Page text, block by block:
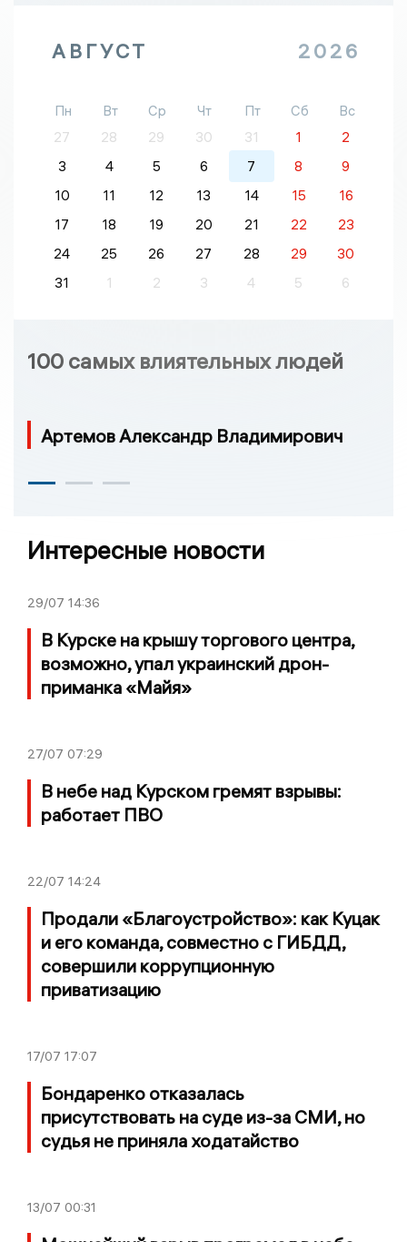
АВГУСТ 2026
Пн Вт Ср Чт Пт Сб
Вс
27
28 29 30 31 1
2
3
4 5 6 7 8
9
10
11 12 13 14 15
16
17
18 19 20 21 22
23
24
25 26 27 28 29
30
31
1 2 3 4 5 6
100 самых влиятельных людей
Артемов Александр Владимирович
Интересные новости
29/07 14:36
В Курске на крышу торгового центра,
возможно, упал украинский дрон-
приманка «Майя»
27/07 07:29
В небе над Курском гремят взрывы:
работает ПВО
22/07 14:24
Продали «Благоустройство»: как Куцак
и его команда, совместно с ГИБДД,
совершили коррупционную
приватизацию
17/07 17:07
Бондаренко отказалась
присутствовать на суде из-за СМИ, но
судья не приняла ходатайство
13/07 00:31